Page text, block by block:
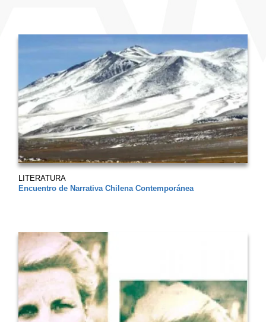
LITERATURA
Encuentro de Narrativa Chilena Contemporánea